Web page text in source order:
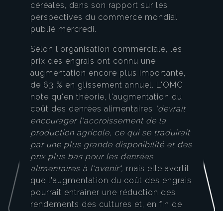
céréales, dans son rapport sur les
perspectives du commerce mondial
publié mercredi.
Selon l'organisation commerciale, les
prix des engrais ont connu une
augmentation encore plus importante,
de 63 % en glissement annuel. L'OMC
note qu'en théorie, l'augmentation du
coût des denrées alimentaires "devrait
encourager l'accroissement de la
production agricole, ce qui se traduirait
par une plus grande disponibilité et des
prix plus bas pour les denrées
alimentaires à l'avenir", mais elle avertit
que l'augmentation du coût des engrais
pourrait entraîner une réduction des
rendements des cultures et, en fin de